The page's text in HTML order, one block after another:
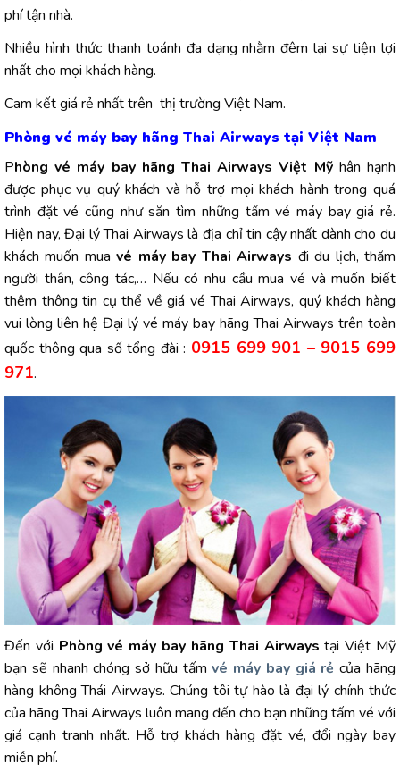
phí tận nhà.
Nhiều hình thức thanh toánh đa dạng nhằm đêm lại sự tiện lợi
nhất cho mọi khách hàng.
Cam kết giá rẻ nhất trên thị trường Việt Nam.
Phòng vé máy bay hãng Thai Airways tại Việt Nam
Phòng vé máy bay hãng Thai Airways Việt Mỹhân hạnh
được phục vụ quý khách và hỗ trợ mọi khách hành trong quá
trình đặt vé cũng như săn tìm những tấm vé máy bay giá rẻ.
Hiện nay, Đại lý Thai Airways là địa chỉ tin cậy nhất dành cho du
khách muốn muavé máy bay Thai Airways đi du lịch, thăm
người thân, công tác,… Nếu có nhu cầu mua vé và muốn biết
thêm thông tin cụ thể về giá vé Thai Airways, quý khách hàng
vui lòng liên hệ Đại lý vé máy bay hãng Thai Airways trên toàn
quốc thông qua số tổng đài : 0915 699 901 – 9015 699
971.
Đến với Phòng vé máy bay hãng Thai Airways tại Việt Mỹ
bạn sẽ nhanh chóng sở hữu tấmvé máy bay giá rẻ của hãng
hàng không Thái Airways. Chúng tôi tự hào là đại lý chính thức
của hãng Thai Airways luôn mang đến cho bạn những tấm vé với
giá cạnh tranh nhất. Hỗ trợ khách hàng đặt vé, đổi ngày bay
miễn phí.